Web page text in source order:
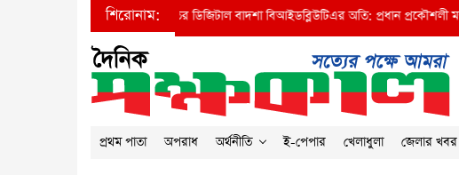
শিরোনাম:
দৃষ্টি আকর্ষণ করে দুর্নীতির ডিজিটাল বাদশা বিআইডব্লিউটিএর অতি: প্রধান প্রকৌশলী মজনু
প্রথম পাতা অপরাধ অর্থনীতি ই-পেপার খেলাধুলা জেলার খবর